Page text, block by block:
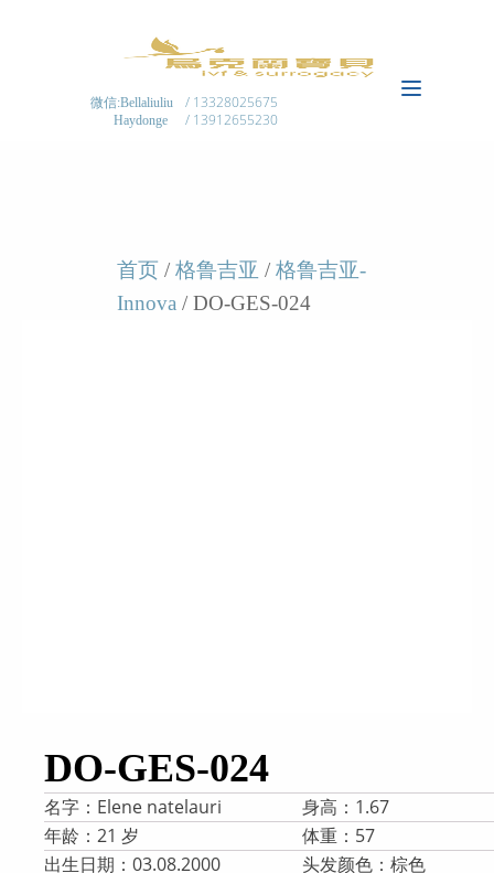
微信:Bellaliuliu
Haydonge
/ 13328025675
/ 13912655230
首页 / 格鲁吉亚 / 格鲁吉亚-
Innova / DO-GES-024
DO-GES-024
名字：Elene natelauri
身高：1.67
年龄：21 岁
体重：57
出生日期：03.08.2000
头发颜色：棕色